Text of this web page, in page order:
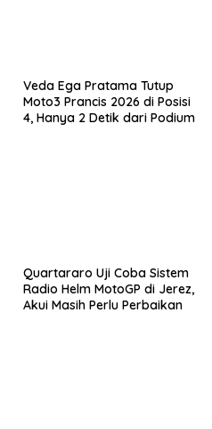
Veda Ega Pratama Tutup
Moto3 Prancis 2026 di Posisi
4, Hanya 2 Detik dari Podium
Quartararo Uji Coba Sistem
Radio Helm MotoGP di Jerez,
Akui Masih Perlu Perbaikan